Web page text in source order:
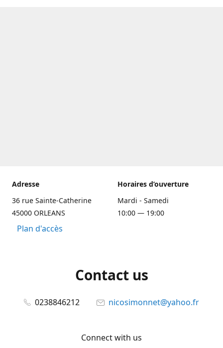
Adresse
36 rue Sainte-Catherine
45000 ORLEANS
Plan d'accès
Horaires d’ouverture
Mardi - Samedi
10:00 — 19:00
Contact us
0238846212 nicosimonnet@yahoo.fr
Connect with us